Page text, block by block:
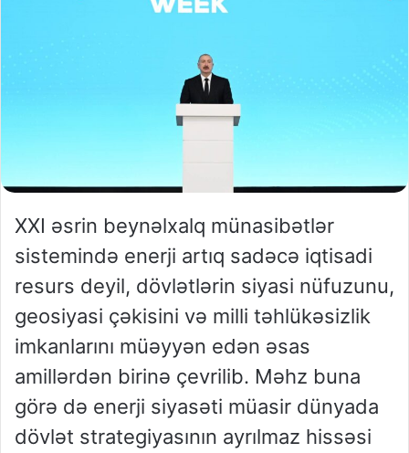
XXI əsrin beynəlxalq münasibətlər
sistemində enerji artıq sadəcə iqtisadi
resurs deyil, dövlətlərin siyasi nüfuzunu,
geosiyasi çəkisini və milli təhlükəsizlik
imkanlarını müəyyən edən əsas
amillərdən birinə çevrilib. Məhz buna
görə də enerji siyasəti müasir dünyada
dövlət strategiyasının ayrılmaz hissəsi